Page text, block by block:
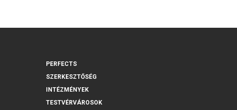
PERFECTS
SZERKESZTŐSÉG
INTÉZMÉNYEK
TESTVÉRVÁROSOK